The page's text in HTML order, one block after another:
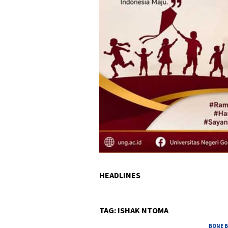
HEADLINES
TAG: ISHAK NTOMA
BONE